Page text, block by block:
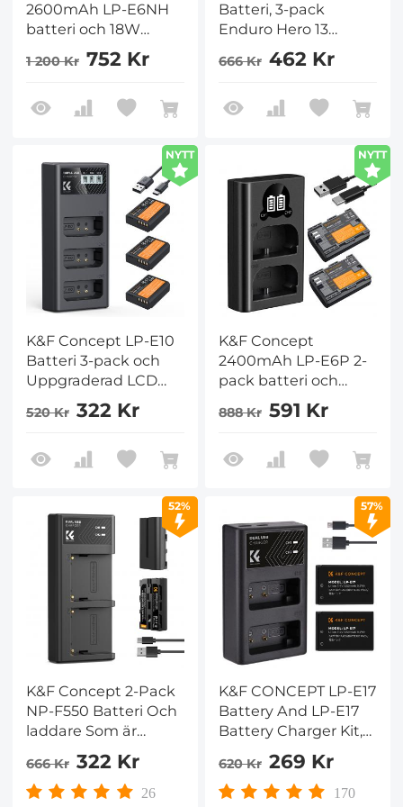
2600mAh LP-E6NH
batteri och 18W
laddare kompatibel
med Canon EOS R7,
II/III/IV, 6D, 6D Mark II,
1 200 Kr 752 Kr
Batteri, 3-pack
Enduro Hero 13
Batterier och
Uppgraderad
Kompatibel med
666 Kr 462 Kr
NYTT
K&F Concept LP-E10
Batteri 3-pack och
Uppgraderad LCD
Laddare för Canon
Rebel T7 Batteri, EOS
Kiss X50 X70 X80 X90,
1300D 1500D 2000D
520 Kr 322 Kr
NYTT
K&F Concept
2400mAh LP-E6P 2-
pack batteri och
dubbel USB-laddare
kompatibel med EOS
R6, R7
888 Kr 591 Kr
52%
K&F Concept 2-Pack
NP-F550 Batteri Och
laddare Som är
Kompatibelt Med
Sony NP-F550, F570,
F750, F770, F930,
666 Kr 322 Kr
26
57%
K&F CONCEPT LP-E17
Battery And LP-E17
Battery Charger Kit,
Compatible With
Canon EOS RP, Rebel
T8i, T7i, T6i, T6s, SL2,
620 Kr 269 Kr
170